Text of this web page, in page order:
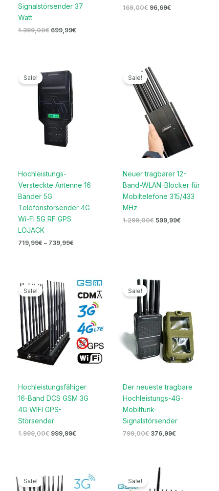
Signalstörsender 37
Watt
1.399,00€ 699,99€
169,00€ 96,69€
Sale!
Hochleistungs-
Versteckte Antenne 16
Bänder 5G
Telefonstörsender 4G
Wi-Fi 5G RF GPS
LOJACK
719,99€ – 739,99€
Sale!
Neuer tragbarer 12-
Band-WLAN-Blocker für
Mobiltelefone 315/433
MHz
1.299,00€
Preis
war:
1.299,00€
599,99€
Sale!
Hochleistungsfähiger
16-Band DCS GSM 3G
4G WIFI GPS-
Störsender
1.999,00€
Ursprünglicher
Preis
war:
1.999,00€
999,99€
Aktueller
Preis
ist:
999,99€.
Sale!
Der neueste tragbare
Hochleistungs-4G-
Mobilfunk-
Signalstörsender
799,00€
Ursprünglicher
Preis
war:
799,00€
376,99€
Sale!
Preis
war:
Preis
ist:
Sale!
Ursprünglicher
Preis
war: